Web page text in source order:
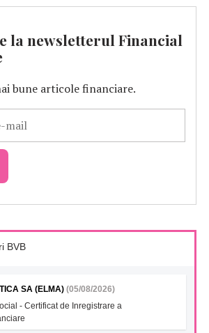
la newsletterul Financial
bune articole financiare.
BVB
SA (ELMA) (05/08/2026)
- Certificat de Inregistrare a